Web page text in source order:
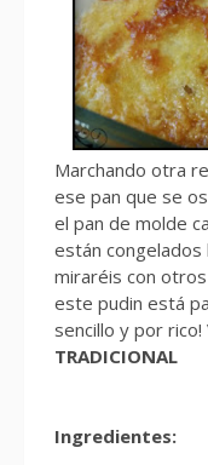
Marchando otra
ese pan que se
el pan de molde
están
miraréis con
este pudin está
sencillo y por rico!
TRADICIONAL
Ingredientes: